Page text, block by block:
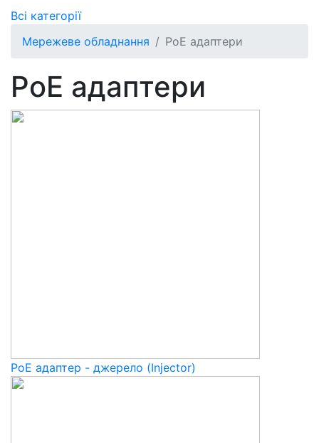
Всі категорії
Мережеве обладнання
PoE адаптери
PoE адаптери
PoE адаптер - джерело (Injector)